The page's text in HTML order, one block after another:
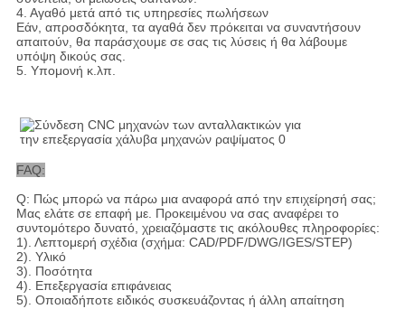
4. Αγαθό μετά από τις υπηρεσίες πωλήσεων
Εάν, απροσδόκητα, τα αγαθά δεν πρόκειται να συναντήσουν
απαιτούν, θα παράσχουμε σε σας τις λύσεις ή θα λάβουμε
υπόψη δικούς σας.
5. Υπομονή κ.λπ.
FAQ:
Q: Πώς μπορώ να πάρω μια αναφορά από την επιχείρησή σας;
Μας ελάτε σε επαφή με. Προκειμένου να σας αναφέρει το
συντομότερο δυνατό, χρειαζόμαστε τις ακόλουθες πληροφορίες:
1). Λεπτομερή σχέδια (σχήμα: CAD/PDF/DWG/IGES/STEP)
2). Υλικό
3). Ποσότητα
4). Επεξεργασία επιφάνειας
5). Οποιαδήποτε ειδικός συσκευάζοντας ή άλλη απαίτηση